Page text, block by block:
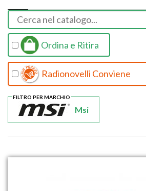
Ordina e Ritira
Radionovelli Conviene
Msi
FILTRO PER MARCHIO